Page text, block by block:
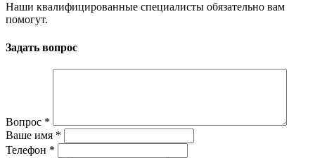
Наши квалифицированные специалисты обязательно вам
помогут.
Задать вопрос
Вопрос *
Ваше имя *
Телефон *